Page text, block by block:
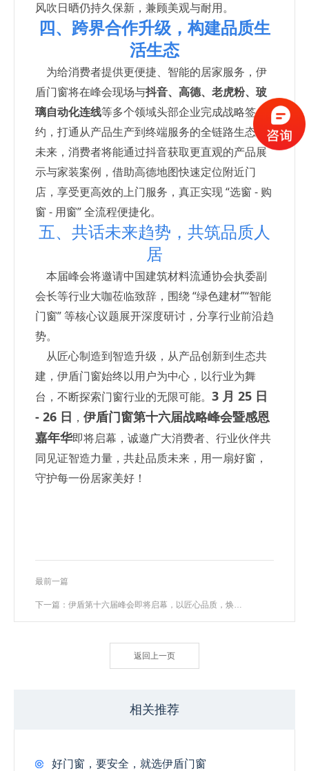
风吹日晒仍持久保新，兼顾美观与耐用。
四、跨界合作升级，构建品质生
活生态
为给消费者提供更便捷、智能的居家服务，伊
盾门窗将在峰会现场与抖音、高德、老虎粉、玻
璃自动化连线等多个领域头部企业完成战略签
约，打通从产品生产到终端服务的全链路生态。
未来，消费者将能通过抖音获取更直观的产品展
示与家装案例，借助高德地图快速定位附近门
店，享受更高效的上门服务，真正实现 “选窗 - 购
窗 - 用窗” 全流程便捷化。
五、共话未来趋势，共筑品质人
居
本届峰会将邀请中国建筑材料流通协会执委副
会长等行业大咖莅临致辞，围绕 “绿色建材”“智能
门窗” 等核心议题展开深度研讨，分享行业前沿趋
势。
从匠心制造到智造升级，从产品创新到生态共
建，伊盾门窗始终以用户为中心，以行业为舞
台，不断探索门窗行业的无限可能。 3 月 25 日
- 26 日 ， 伊盾门窗第十六届战略峰会暨感恩
嘉年华即将启幕，诚邀广大消费者、行业伙伴共
同见证智造力量，共赴品质未来，用一扇好窗，
守护每一份居家美好！
最前一篇
下一篇：伊盾第十六届峰会即将启幕，以匠心品质，焕新千万家庭理想人居
返回上一页
相关推荐
好门窗，要安全，就选伊盾门窗